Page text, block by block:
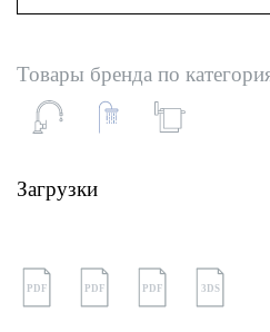
Товары бренда по
Загрузки
PDF PDF PDF 3DS